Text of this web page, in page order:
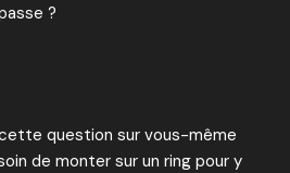
?
question sur vous-même
de monter sur un ring pour y